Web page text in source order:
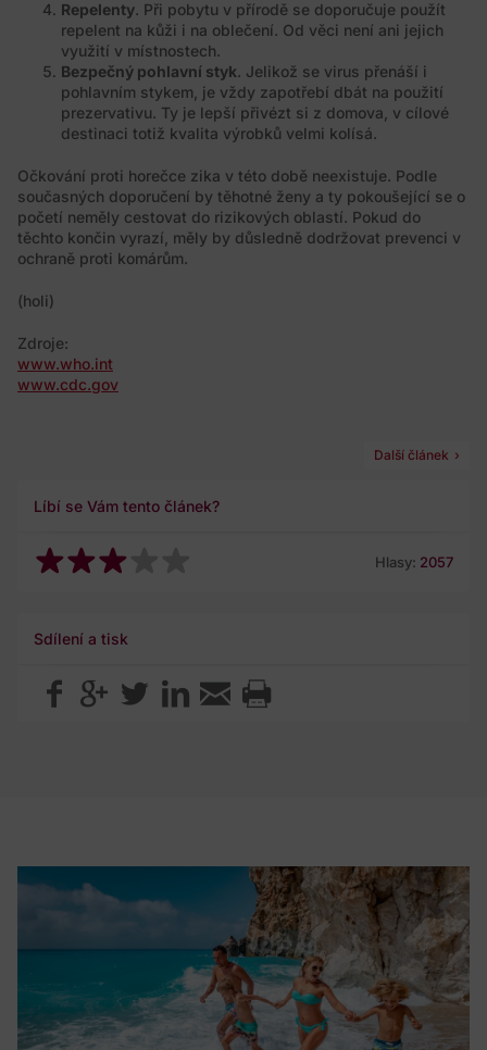
Repelenty. Při pobytu v přírodě se doporučuje použít
repelent na kůži i na oblečení. Od věci není ani jejich
využití v místnostech.
Bezpečný pohlavní styk. Jelikož se virus přenáší i
pohlavním stykem, je vždy zapotřebí dbát na použití
prezervativu. Ty je lepší přivézt si z domova, v cílové
destinaci totiž kvalita výrobků velmi kolísá.
Očkování proti horečce zika v této době neexistuje. Podle
současných doporučení by těhotné ženy a ty pokoušející se o
početí neměly cestovat do rizikových oblastí. Pokud do
těchto končin vyrazí, měly by důsledně dodržovat prevenci v
ochraně proti komárům.
(holi)
Zdroje:
www.who.int
www.cdc.gov
Další článek
Líbí se Vám tento článek?
Hlasy: 2057
Sdílení a tisk